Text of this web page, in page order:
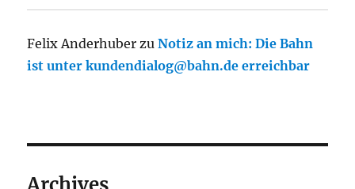
Felix Anderhuber zuNotiz an mich: Die Bahn
ist unter kundendialog@bahn.de erreichbar